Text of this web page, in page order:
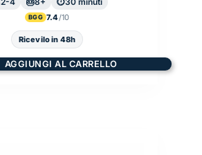
BGG 7.4
Ricevilo in 48h
AGGIUNGI AL CARRELLO